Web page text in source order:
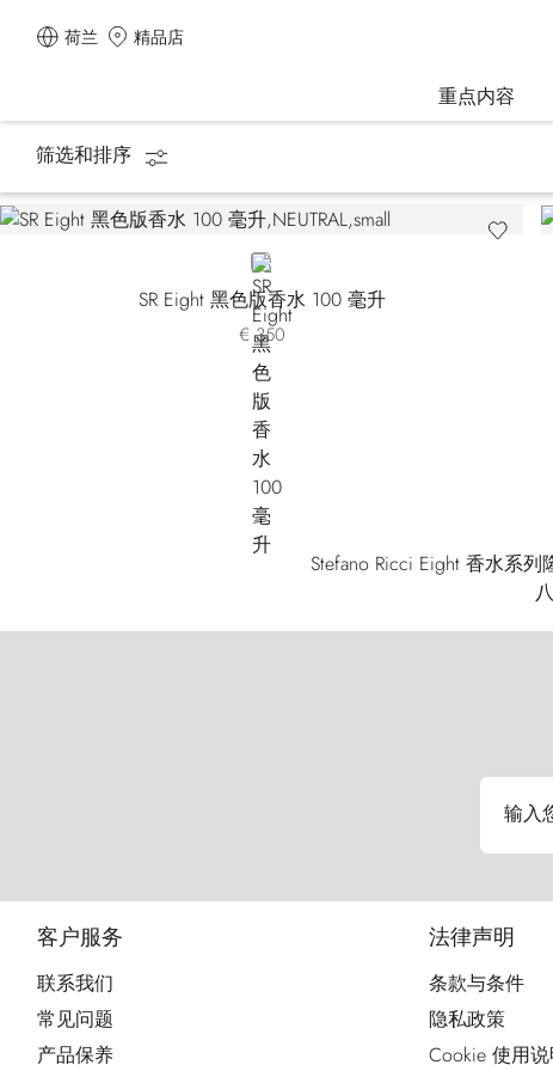
荷兰 精品店
重点内容
主页 香水
筛选和排序
NEUTRAL
SR Eight 黑色版香水 100 毫升
€ 350
Stefano Ricci Eight 香水系
输入
客户服务
联系我们
常见问题
产品保养
法律声明
条款与条件
隐私政策
Cookie 使用